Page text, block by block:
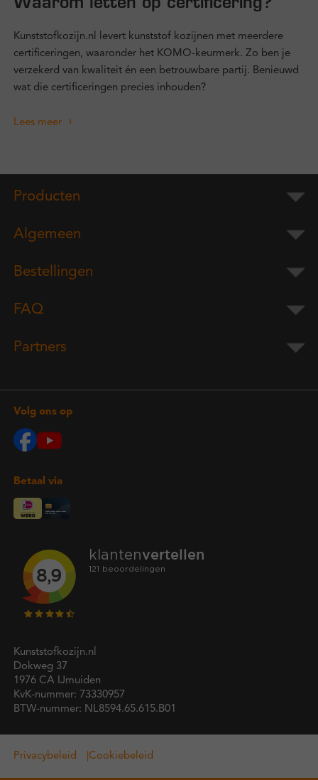
Kunststofkozijn.nl levert kunststof kozijnen met meerdere
certificeringen, waaronder het KOMO-keurmerk. Zo ben je
verzekerd van kwaliteit én een betrouwbare partij. Benieuwd
wat die certificeringen precies inhouden?
Lees meer
Producten
Algemeen
Bestellingen
FAQ
Partners
Volg ons op
Betaal via
Kunststofkozijn.nl
Dokweg 37
1976 CA IJmuiden
KvK-nummer: 73330957
BTW-nummer: NL8594.65.615.B01
Privacybeleid Cookiebeleid